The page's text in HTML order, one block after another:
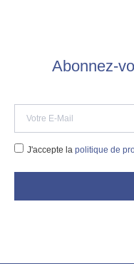
Abonnez-
J'accepte la politique de